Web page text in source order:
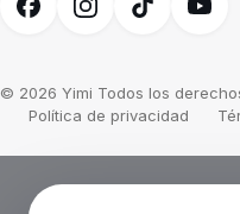
© 2026 Yimi Todos los
Política de privacidad